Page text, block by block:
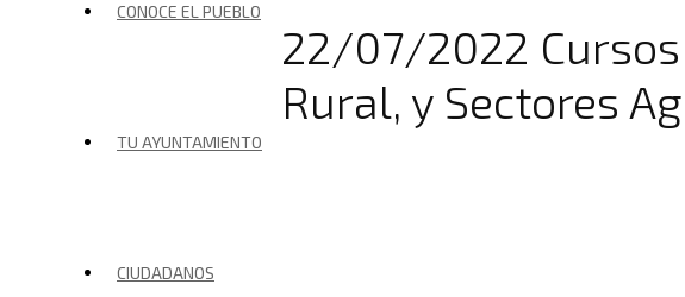
CONOCE EL PUEBLO
TU AYUNTAMIENTO
CIUDADANOS
22/07/2022 Cursos
Rural, y Sectores